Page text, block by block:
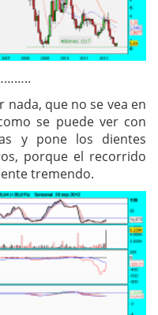
nada, que no se vea en
se puede ver con
y pone los dientes
porque el recorrido
tremendo.